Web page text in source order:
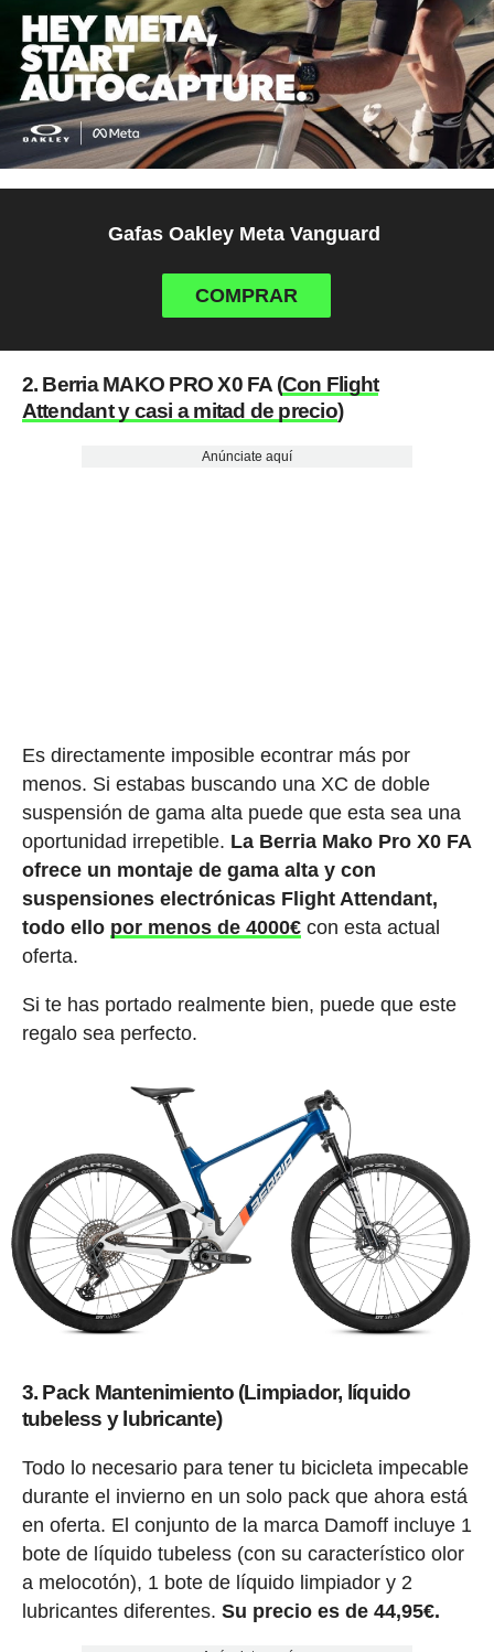
Gafas Oakley Meta Vanguard
COMPRAR
2. Berria MAKO PRO X0 FA (Con Flight
Attendant y casi a mitad de precio)
Anúnciate aquí
Es directamente imposible econtrar más por
menos. Si estabas buscando una XC de doble
suspensión de gama alta puede que esta sea una
oportunidad irrepetible. La Berria Mako Pro X0 FA
ofrece un montaje de gama alta y con
suspensiones electrónicas Flight Attendant,
todo ello por menos de 4000€ con esta actual
oferta.
Si te has portado realmente bien, puede que este
regalo sea perfecto.
3. Pack Mantenimiento (Limpiador, líquido
tubeless y lubricante)
Todo lo necesario para tener tu bicicleta impecable
durante el invierno en un solo pack que ahora está
en oferta. El conjunto de la marca Damoff incluye 1
bote de líquido tubeless (con su característico olor
a melocotón), 1 bote de líquido limpiador y 2
lubricantes diferentes. Su precio es de 44,95€.